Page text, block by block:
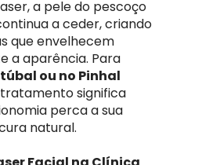
a pele do pescoço
a ceder, criando
que envelhecem
a aparência. Para
ou no Pinhal
significa
perca a sua
natural.